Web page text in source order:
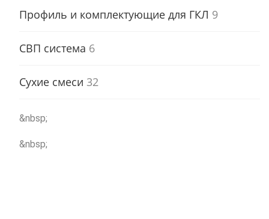
Профиль и комплектующие для ГКЛ 9
СВП система 6
Сухие смеси 32
&nbsp;
&nbsp;